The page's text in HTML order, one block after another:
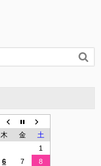

木 金
土
1
6 7
8